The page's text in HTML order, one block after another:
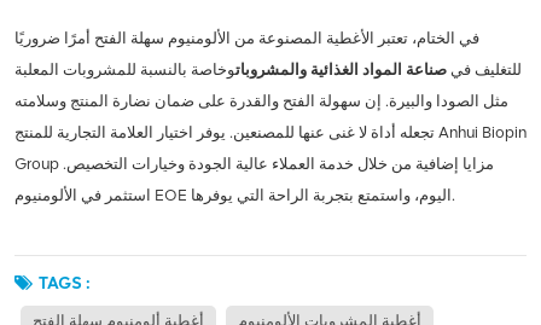
في الختام، تعتبر الأغطية المصنوعة من الألومنيوم سهلة الفتح أمرًا ضروريًا
للتغليف في صناعة المواد الغذائية والمشروباتوخاصة بالنسبة للمشروبات المعلبة
مثل الصودا والبيرة. إن سهولة الفتح والقدرة على ضمان نضارة المنتج وسلامته
تجعله أداة لا غنى عنها للمصنعين. يوفر اختيار العلامة التجارية للمنتج Anhui Biopin
Group مزايا إضافية من خلال خدمة العملاء عالية الجودة وخيارات التخصيص.
استثمر في الألومنيوم EOE اليوم، واستمتع بتجربة الراحة التي يوفرها.
TAGS :
أغطية ألومنيوم سهلة الفتح أغطية المشروبات الألومنيوم